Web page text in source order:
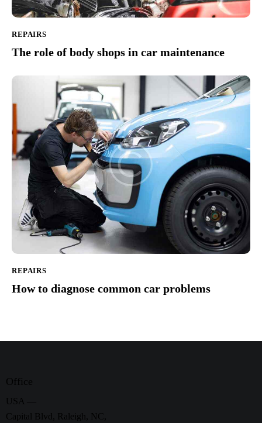
REPAIRS
The role of body shops in car maintenance
REPAIRS
How to diagnose common car problems
Office
USA —
Capital Blvd, Raleigh, NC,